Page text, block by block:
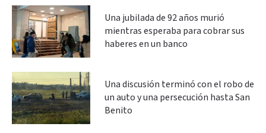
Una jubilada de 92 años murió
mientras esperaba para cobrar sus
haberes en un banco
Una discusión terminó con el robo de
un auto y una persecución hasta San
Benito